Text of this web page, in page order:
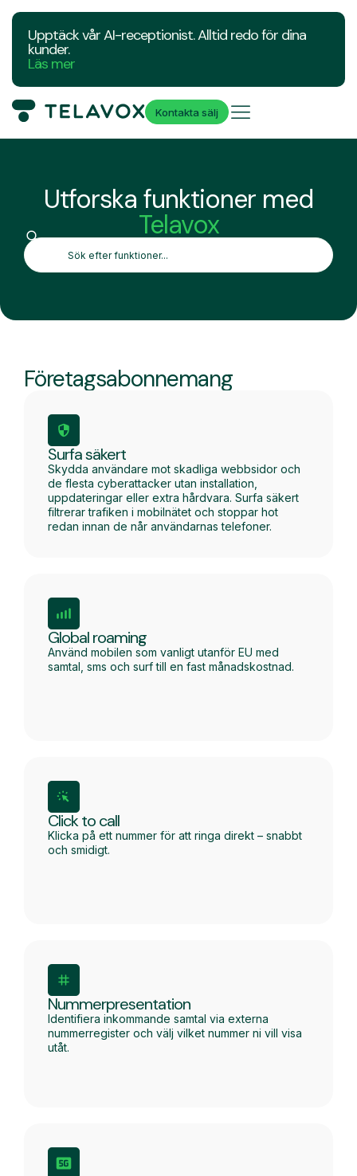
Upptäck vår AI-receptionist. Alltid redo för dina
kunder.
Läs mer
Kontakta sälj
Utforska funktioner med
Telavox
Företagsabonnemang
Surfa säkert
Skydda användare mot skadliga webbsidor och
de flesta cyberattacker utan installation,
uppdateringar eller extra hårdvara. Surfa säkert
filtrerar trafiken i mobilnätet och stoppar hot
redan innan de når användarnas telefoner.
Global roaming
Använd mobilen som vanligt utanför EU med
samtal, sms och surf till en fast månadskostnad.
Click to call
Klicka på ett nummer för att ringa direkt – snabbt
och smidigt.
Nummerpresentation
Identifiera inkommande samtal via externa
nummerregister och välj vilket nummer ni vill visa
utåt.